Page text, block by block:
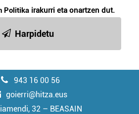
Politika irakurri eta onartzen dut.
Harpidetu
943 16 00 56
goierri@hitza.eus
32 – BEASAIN